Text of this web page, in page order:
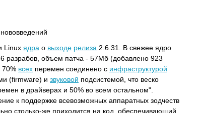
Linux ядра о выходе релиза 2.6.31. В свежее ядро
разрабов, объем патча - 57Мб (добавлено 923
70% всех перемен соединено с инфраструктурой
(firmware) и звуковой подсистемой, что веско
в драйверах и 50% во всем остальном".
к поддержке всевозможных аппаратных зодчеств
столько-же приходится на код, обеспечивающий